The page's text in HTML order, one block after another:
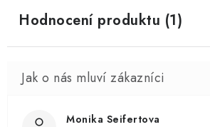
Hodnocení produktu (1)
Monika Seifertova